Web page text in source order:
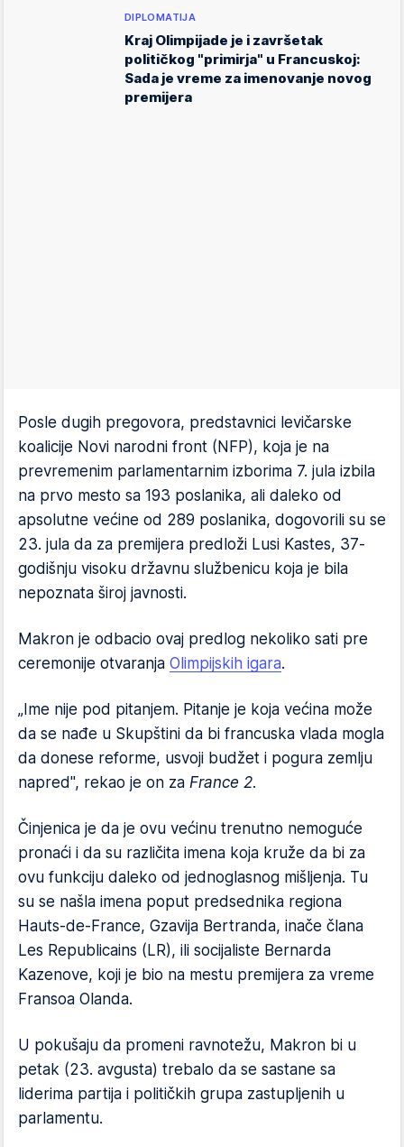
DIPLOMATIJA
Kraj Olimpijade je i završetak
političkog "primirja" u Francuskoj:
Sada je vreme za imenovanje novog
premijera
Posle dugih pregovora, predstavnici levičarske
koalicije Novi narodni front (NFP), koja je na
prevremenim parlamentarnim izborima 7. jula izbila
na prvo mesto sa 193 poslanika, ali daleko od
apsolutne većine od 289 poslanika, dogovorili su se
23. jula da za premijera predloži Lusi Kastes, 37-
godišnju visoku državnu službenicu koja je bila
nepoznata široj javnosti.
Makron je odbacio ovaj predlog nekoliko sati pre
ceremonije otvaranja Olimpijskih igara.
„Ime nije pod pitanjem. Pitanje je koja većina može
da se nađe u Skupštini da bi francuska vlada mogla
da donese reforme, usvoji budžet i pogura zemlju
napred", rekao je on za France 2.
Činjenica je da je ovu većinu trenutno nemoguće
pronaći i da su različita imena koja kruže da bi za
ovu funkciju daleko od jednoglasnog mišljenja. Tu
su se našla imena poput predsednika regiona
Hauts-de-France, Gzavija Bertranda, inače člana
Les Republicains (LR), ili socijaliste Bernarda
Kazenove, koji je bio na mestu premijera za vreme
Fransoa Olanda.
U pokušaju da promeni ravnotežu, Makron bi u
petak (23. avgusta) trebalo da se sastane sa
liderima partija i političkih grupa zastupljenih u
parlamentu.